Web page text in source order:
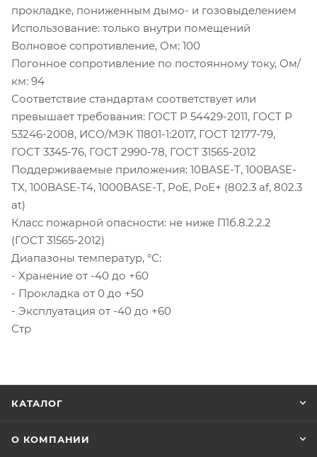
прокладке, пониженным дымо- и гозовыделением
Использование: только внутри помещений
Волновое сопротивление, Ом: 100
Погонное сопротивление по постоянному току, Ом/
км: 94
Соответствие стандартам соответствует или
превышает требования: ГОСТ Р 54429-2011, ГОСТ Р
53246-2008, ИСО/МЭК 11801-1:2017, ГОСТ 12177-79,
ГОСТ 3345-76, ГОСТ 2990-78, ГОСТ 31565-2012
Поддерживаемые приложения: 10BASE-T, 100BASE-
TX, 100BASE-T4, 1000BASE-T, PoE, PoE+ (802.3 af, 802.3
at)
Класс пожарной опасности: не ниже П1б.8.2.2.2
(ГОСТ 31565-2012)
Диапазоны температур, °С:
- Хранение от -40 до +60
- Прокладка от 0 до +50
- Эксплуатация от -40 до +60
Стр
КАТАЛОГ
О КОМПАНИИ